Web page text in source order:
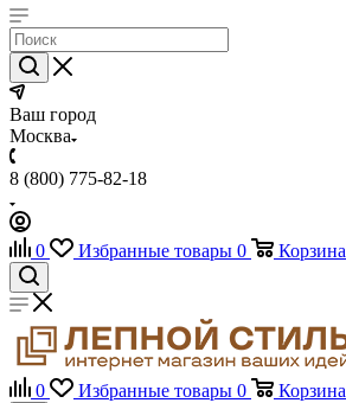
Ваш город
Москва
8 (800) 775-82-18
0 Избранные товары 0 Корзина
0 Избранные товары 0 Корзина